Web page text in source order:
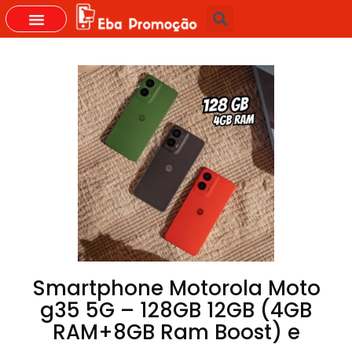
Smartphone Motorola Moto
g35 5G – 128GB 12GB (4GB
RAM+8GB Ram Boost) e